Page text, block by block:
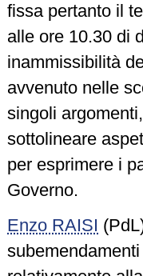
fissa pertanto il
alle ore 10.30 di
inammissibilità
avvenuto nelle
singoli
sottolineare
per esprimere i
Governo.
Enzo RAISI